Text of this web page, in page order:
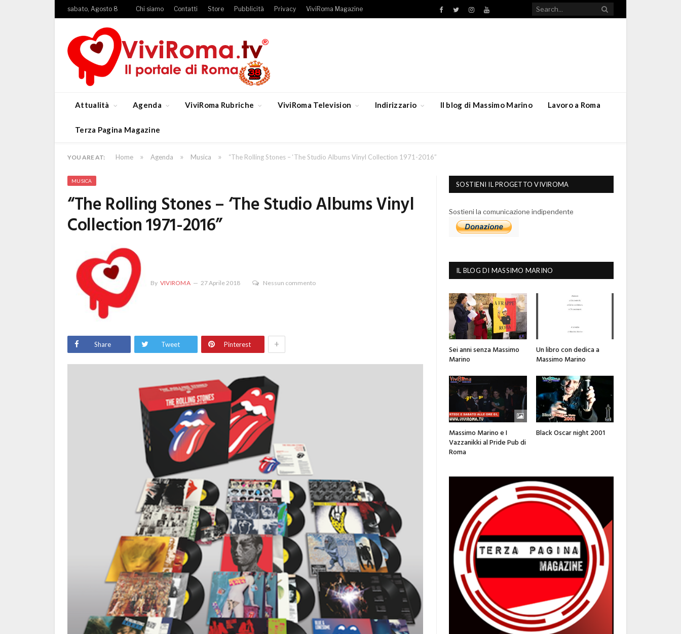
sabato, Agosto 8 Chi siamo Contatti Store Pubblicità Privacy ViviRoma Magazine Facebook
TwitterInstagramYouTube
Attualità Agenda ViviRoma Rubriche ViviRoma Television Indirizzario Il blog di Massimo Marino Lavoro a Roma
Terza Pagina Magazine
YOU ARE AT: Home » Agenda » Musica » “The Rolling Stones – ‘The Studio Albums Vinyl Collection 1971-2016”
MUSICA
“The Rolling Stones – ‘The Studio Albums Vinyl
Collection 1971-2016”
By VIVIROMA 27 Aprile 2018 Nessun commento
Share Tweet Pinterest +
SOSTIENI IL PROGETTO VIVIROMA
Sostieni la comunicazione indipendente
IL BLOG DI MASSIMO MARINO
Sei anni senza Massimo
Marino
Un libro con dedica a
Massimo Marino
Massimo Marino e I
Vazzanikki al Pride Pub di
Roma
Black Oscar night 2001